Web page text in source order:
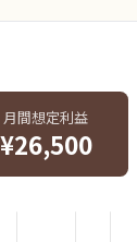
月間想定利益
¥26,500